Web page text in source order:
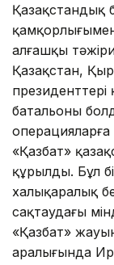
Қазақстандық
қамқорлығымен
алғашқы
Қазақстан,
президенттері
батальоны
«Қазбат»
құрылды. Бұл
халықаралық
сақтаудағы
«Қазбат»
аралығында